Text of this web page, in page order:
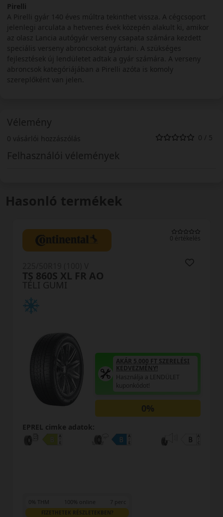
Pirelli
A Pirelli gyár 140 éves múltra tekinthet vissza. A cégcsoport
jelenlegi arculata a hetvenes évek közepén alakult ki, amikor
az olasz Lancia autógyár verseny csapata számára kezdett
speciális verseny abroncsokat gyártani. A szükséges
fejlesztések új lendületet adtak a gyár számára. A verseny
abroncsok kategóriájában a Pirelli azóta is komoly
szereplőként van jelen.
Vélemény
0 vásárlói hozzászólás 0 / 5
Felhasználói vélemények
Hasonló termékek
0 értékelés
TÉLI GUMI
TS 860S XL FR AO
AKÁR 5.000 FT SZERELÉSI
KEDVEZMÉNY!
Használja a LENDÜLET
kuponkódot!
0%
EPREL cimke adatok:
0% THM 100% online 7 perc
FIZETHETEK RÉSZLETEKBEN?